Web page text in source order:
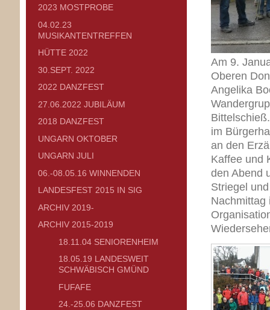
Am 9.
Oberen
Angelika
im
an den
Kaffee und
den Abend
Striegel
Nachmittag
2023 MOSTPROBE
04.02.23
MUSIKANTENTREFFEN
HÜTTE 2022
30.SEPT. 2022
2022 DANZFEST
27.06.2022 JUBILÄUM
2018 DANZFEST
UNGARN OKTOBER
UNGARN JULI
06.-08.05.16 WINNENDEN
LANDESFEST 2015 IN SIG
ARCHIV 2019-
ARCHIV 2015-2019
18.11.04 SENIORENHEIM
18.05.19 LANDESWEIT
SCHWÄBISCH GMÜND
FUFAFE
24.-25.06 DANZFEST